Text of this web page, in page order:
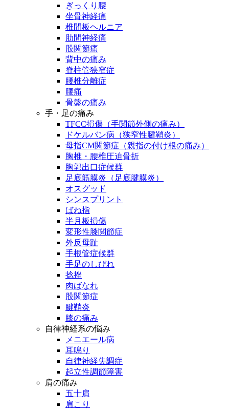
ぎっくり腰
坐骨神経痛
椎間板ヘルニア
肋間神経痛
股関節痛
背中の痛み
脊柱管狭窄症
腰椎分離症
腰痛
骨盤の痛み
手・足の痛み
TFCC損傷（手関節外側の痛み）
ドケルバン病（狭窄性腱鞘炎）
母指CM関節症（親指の付け根の痛み）
胸椎・腰椎圧迫骨折
胸郭出口症候群
足底筋膜炎（足底腱膜炎）
オスグッド
シンスプリント
ばね指
半月板損傷
変形性膝関節症
外反母趾
手根管症候群
手足のしびれ
捻挫
肉ばなれ
股関節症
腱鞘炎
膝の痛み
自律神経系の悩み
メニエール病
耳鳴り
自律神経失調症
起立性調節障害
肩の痛み
五十肩
肩こり